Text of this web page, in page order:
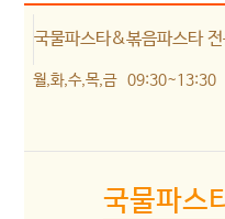
국물파스타&볶음파스타
월,화,수,목,금 09:30~13:30
국물파스